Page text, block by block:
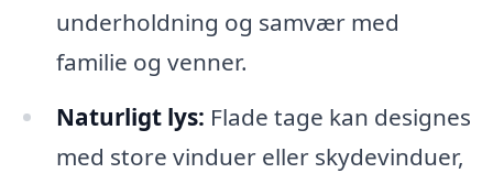
underholdning og samvær med
familie og venner.
Naturligt lys: Flade tage kan designes
med store vinduer eller skydevinduer,